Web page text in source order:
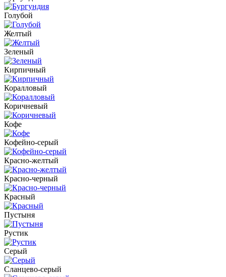
Голубой
Желтый
Зеленый
Кирпичный
Коралловый
Коричневый
Кофе
Кофейно-серый
Красно-желтый
Красно-черный
Красный
Пустыня
Рустик
Серый
Сланцево-серый